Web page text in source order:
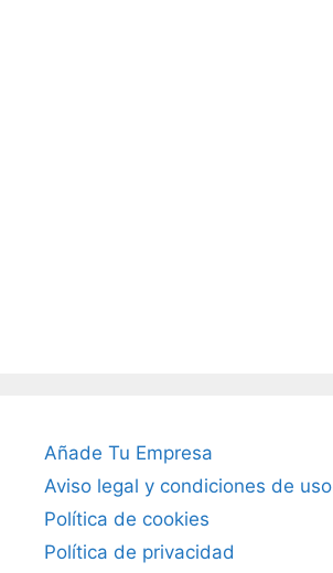
Añade Tu Empresa
Aviso legal y condiciones de uso
Política de cookies
Política de privacidad